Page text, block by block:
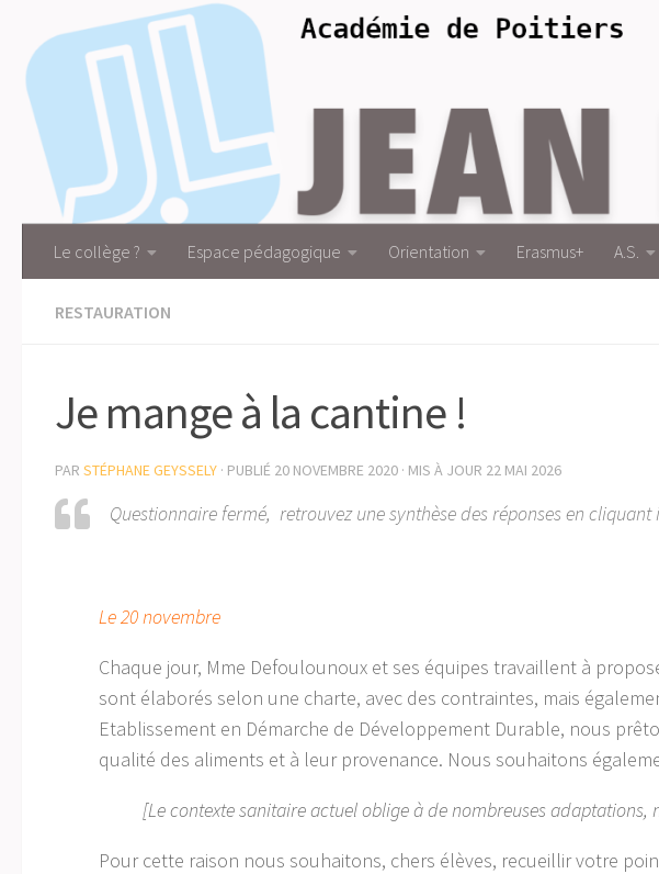
Skip to content
Le collège ? Espace pédagogique Orientation Erasmus+ A.S.
RESTAURATION
Je mange à la cantine !
PAR STÉPHANE GEYSSELY · PUBLIÉ 20 NOVEMBRE 2020 · MIS À JOUR 22 MAI 2026
Questionnaire fermé, retrouvez une synthèse des réponses en cliquant
Le 20 novembre
Chaque jour, Mme Defoulounoux et ses équipes travaillent à
sont élaborés selon une charte, avec des contraintes, mais
Etablissement en Démarche de Développement Durable, nous
qualité des aliments et à leur provenance. Nous souhaitons
[Le contexte sanitaire actuel oblige à de nombreuses adaptations,
Pour cette raison nous souhaitons, chers élèves, recueillir votre